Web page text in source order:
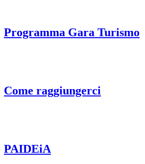
Programma Gara Turismo
Come raggiungerci
PAIDEiA